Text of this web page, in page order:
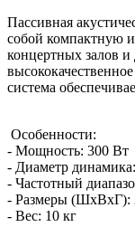
Пассивная
собой компактную
концертных залов
система
Особенности:
- Мощность: 300 Вт
- Диаметр
- Частотный
- Размеры (ШхВхГ):
- Вес: 10 кг